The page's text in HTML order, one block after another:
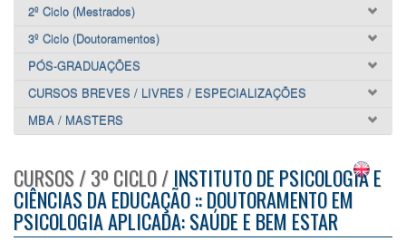
2º Ciclo (Mestrados)
3º Ciclo (Doutoramentos)
PÓS-GRADUAÇÕES
CURSOS BREVES / LIVRES / ESPECIALIZAÇÕES
MBA / MASTERS
CURSOS / 3º CICLO / INSTITUTO DE PSICOLOGIA E
CIÊNCIAS DA EDUCAÇÃO :: DOUTORAMENTO EM
PSICOLOGIA APLICADA: SAÚDE E BEM ESTAR